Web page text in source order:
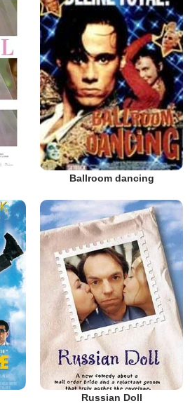
Ballroom dancing
Russian Doll